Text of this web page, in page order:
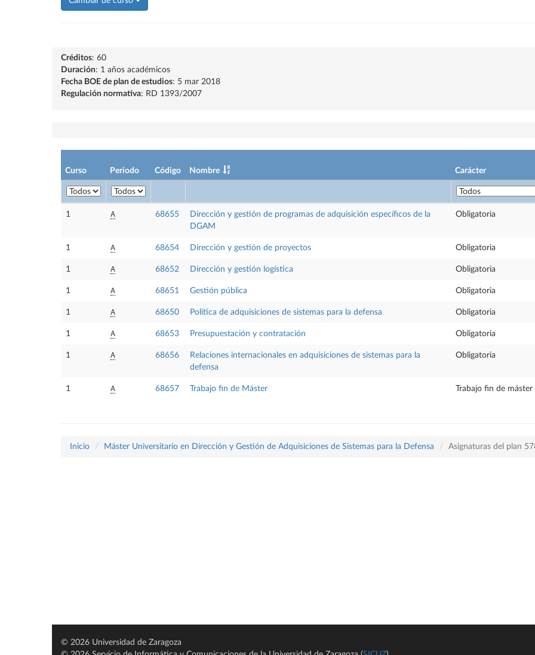
Créditos: 60
Duración: 1 años académicos
Fecha BOE de plan de estudios: 5 mar 2018
Regulación normativa: RD 1393/2007
Curso Periodo Código Nombre Carácter
1 A 68655
Dirección y gestión de programas de adquisición específicos de la
DGAM
Obligatoria
1 A 68654 Dirección y gestión de proyectos Obligatoria
1 A 68652 Dirección y gestión logística Obligatoria
1 A 68651 Gestión pública Obligatoria
1 A 68650 Política de adquisiciones de sistemas para la defensa Obligatoria
1 A 68653 Presupuestación y contratación Obligatoria
1 A 68656
Relaciones internacionales en adquisiciones de sistemas para la
defensa
Obligatoria
1 A 68657 Trabajo fin de Máster Trabajo fin de máster
Inicio Máster Universitario en Dirección y Gestión de Adquisiciones de Sistemas para la Defensa Asignaturas del plan
© 2026 Universidad de Zaragoza